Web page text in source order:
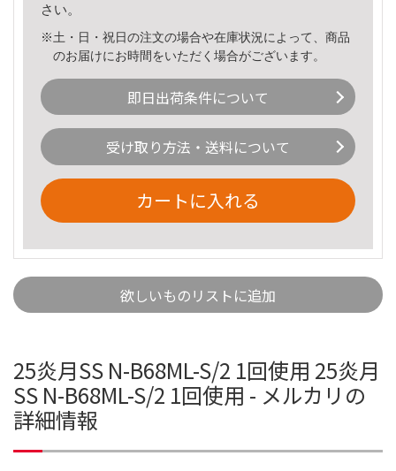
さい。
※土・日・祝日の注文の場合や在庫状況によって、商品
のお届けにお時間をいただく場合がございます。
即日出荷条件について
受け取り方法・送料について
カートに入れる
欲しいものリストに追加
25炎月SS N-B68ML-S/2 1回使用 25炎月
SS N-B68ML-S/2 1回使用 - メルカリの
詳細情報